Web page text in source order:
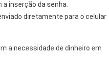
a inserção da senha.
diretamente para o celular
a necessidade de dinheiro em